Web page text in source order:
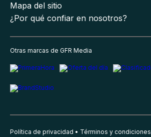
Mapa del sitio
¿Por qué confiar en nosotros?
Otras marcas de GFR Media
Política de privacidad Términos y condiciones